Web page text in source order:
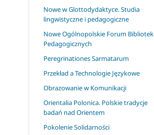
Nowe w Glottodydaktyce. Studia
lingwistyczne i pedagogiczne
Nowe Ogólnopolskie Forum Bibliotek
Pedagogicznych
Peregrinationes Sarmatarum
Przekład a Technologie Językowe
Obrazowanie w Komunikacji
Orientalia Polonica. Polskie tradycje
badań nad Orientem
Pokolenie Solidarności